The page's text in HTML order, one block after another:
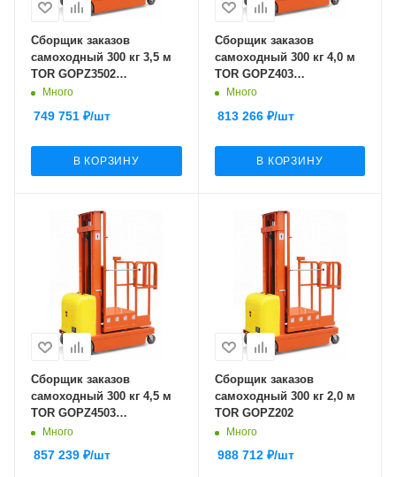
Сборщик заказов
самоходный 300 кг 3,5 м
TOR GOPZ3502
(трехрамочный)
Много
749 751 ₽/шт
В КОРЗИНУ
Сборщик заказов
самоходный 300 кг 4,0 м
TOR GOPZ403
(трехрамочный)
Много
813 266₽/шт
В КОРЗИНУ
Сборщик заказов
самоходный 300 кг 4,5 м
TOR GOPZ4503
(трехрамочный)
Много
857 239 ₽/шт
Сборщик заказов
самоходный 300 кг 2,0 м
TOR GOPZ202
Много
988 712₽/шт